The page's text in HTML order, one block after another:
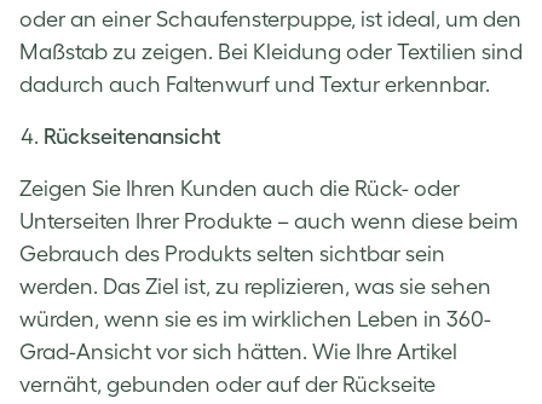
oder an einer Schaufensterpuppe, ist ideal, um den
Maßstab zu zeigen. Bei Kleidung oder Textilien sind
dadurch auch Faltenwurf und Textur erkennbar.
Rückseitenansicht
Zeigen Sie Ihren Kunden auch die Rück- oder
Unterseiten Ihrer Produkte – auch wenn diese beim
Gebrauch des Produkts selten sichtbar sein
werden. Das Ziel ist, zu replizieren, was sie sehen
würden, wenn sie es im wirklichen Leben in 360-
Grad-Ansicht vor sich hätten. Wie Ihre Artikel
vernäht, gebunden oder auf der Rückseite